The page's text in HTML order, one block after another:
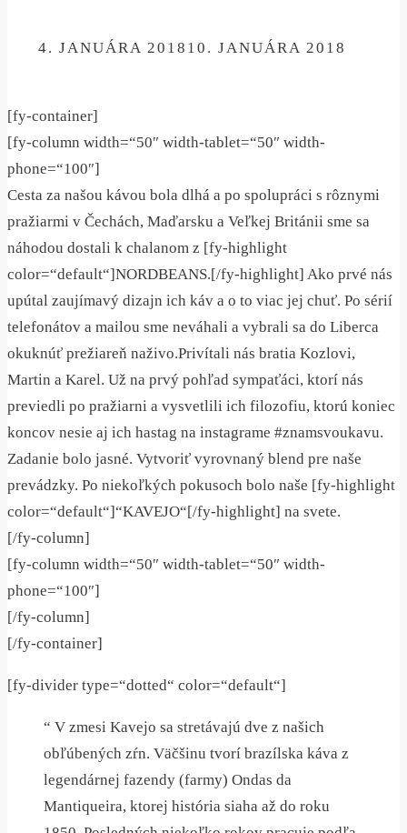
4. JANUÁRA 2018 10. JANUÁRA 2018
[fy-container]
[fy-column width=“50″ width-tablet=“50″ width-
phone=“100″]
Cesta za našou kávou bola dlhá a po spolupráci s rôznymi
pražiarmi v Čechách, Maďarsku a Veľkej Británii sme sa
náhodou dostali k chalanom z [fy-highlight
color=“default“]NORDBEANS.[/fy-highlight] Ako prvé nás
upútal zaujímavý dizajn ich káv a o to viac jej chuť. Po sérií
telefonátov a mailou sme neváhali a vybrali sa do Liberca
okuknúť prežiareň naživo.Privítali nás bratia Kozlovi,
Martin a Karel. Už na prvý pohľad sympaťáci, ktorí nás
previedli po pražiarni a vysvetlili ich filozofiu, ktorú koniec
koncov nesie aj ich hastag na instagrame #znamsvoukavu.
Zadanie bolo jasné. Vytvoriť vyrovnaný blend pre naše
prevádzky. Po niekoľkých pokusoch bolo naše [fy-highlight
color=“default“]“KAVEJO“[/fy-highlight] na svete.
[/fy-column]
[fy-column width=“50″ width-tablet=“50″ width-
phone=“100″]
[/fy-column]
[/fy-container]
[fy-divider type=“dotted“ color=“default“]
“ V zmesi Kavejo sa stretávajú dve z našich
obľúbených zŕn. Väčšinu tvorí brazílska káva z
legendárnej fazendy (farmy) Ondas da
Mantiqueira, ktorej história siaha až do roku